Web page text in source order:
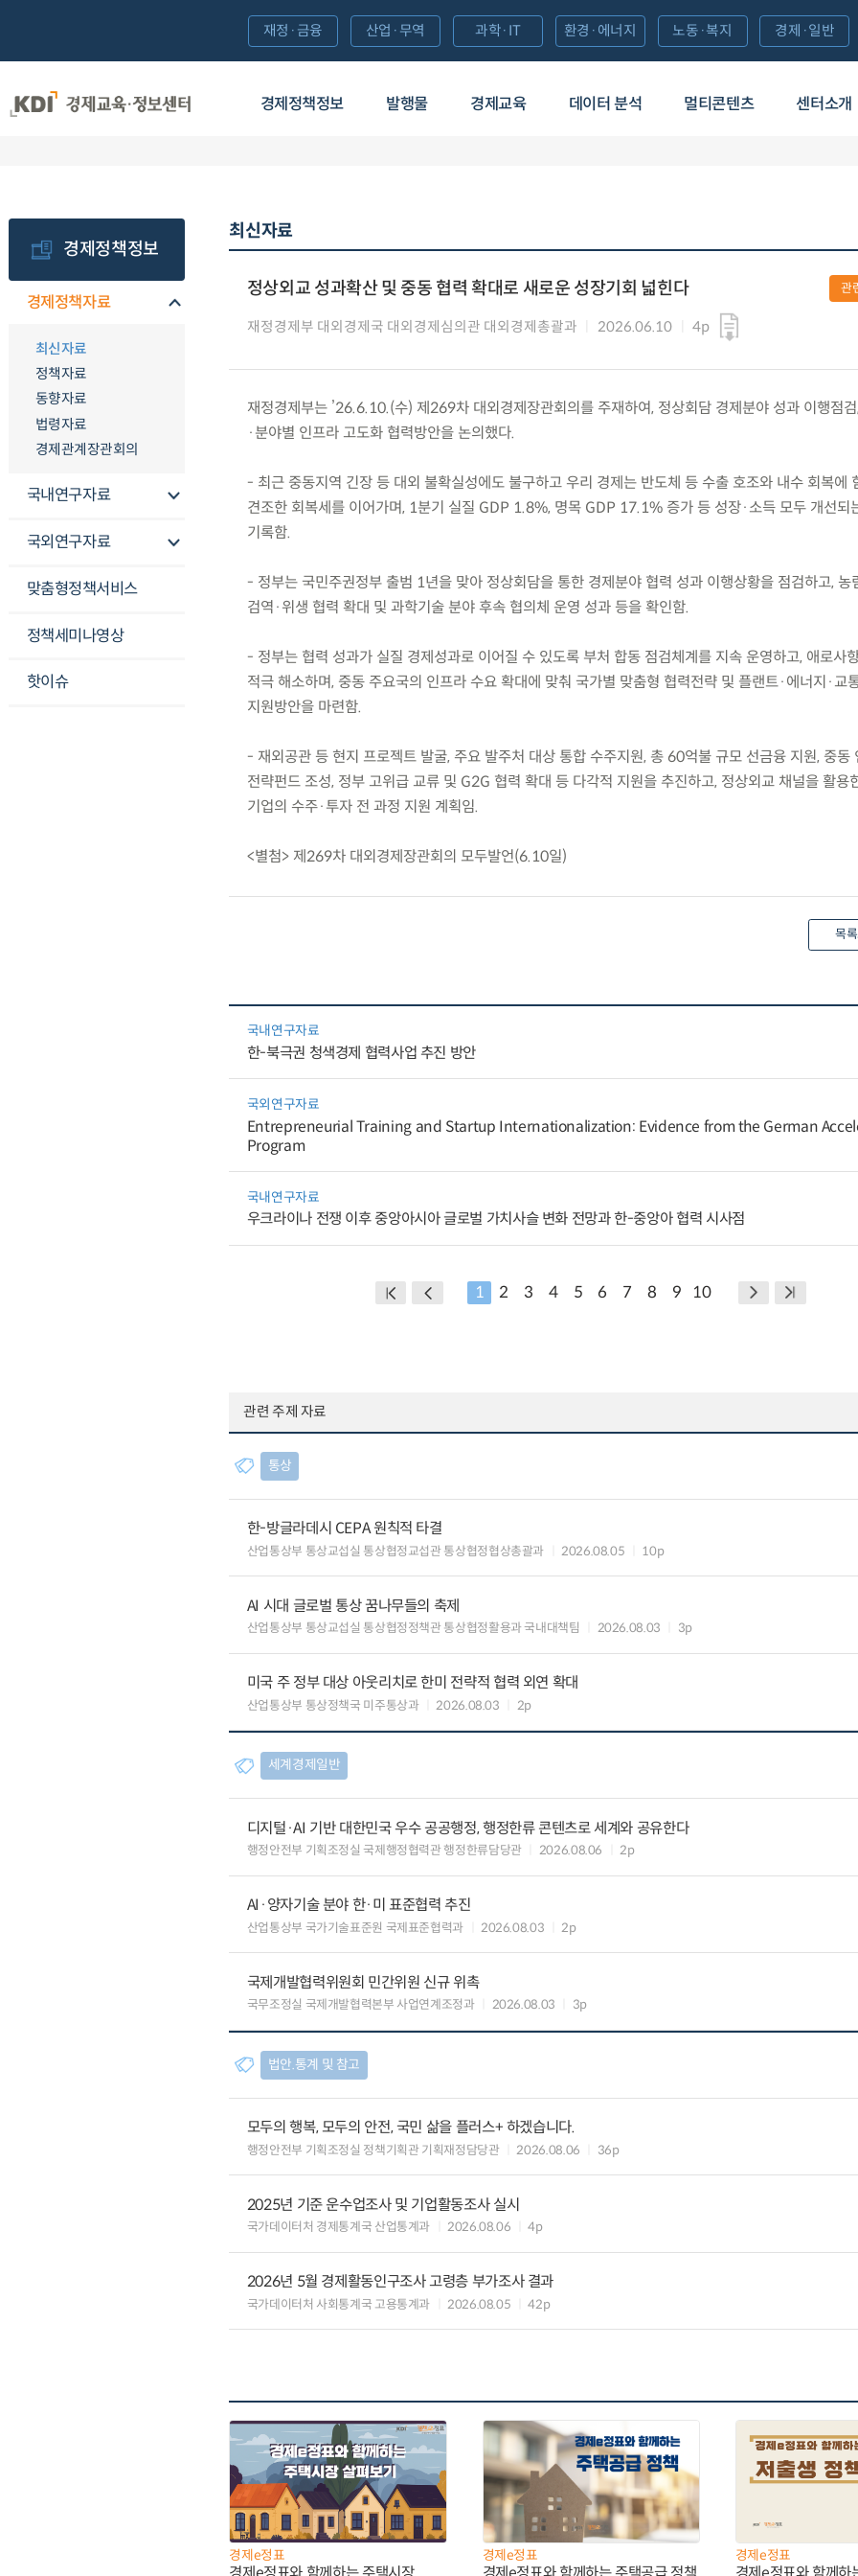
경제정책정보 발행물 경제교육 데이터 분석 멀티콘텐츠 센터소개
재정·금융 산업·무역 과학·IT 환경·에너지 노동·복지 경제·일반
경제정책정보
경제정책자료
최신자료
정책자료
동향자료
법령자료
경제관계장관회의
국내연구자료
국외연구자료
맞춤형정책서비스
정책세미나영상
핫이슈
최신자료
정상외교 성과확산 및 중동 협력 확대로 새로운 성장기회 넓힌다
재정경제부 대외경제국 대외경제심의관 대외경제총괄과 2026.06.10 4p
관
재정경제부는 ’26.6.10.(수) 제269차 대외경제장관회의를 주재하여, 정상회담 경제분야 성과 이행점
·분야별 인프라 고도화 협력방안을 논의했다.
- 최근 중동지역 긴장 등 대외 불확실성에도 불구하고 우리 경제는 반도체 등 수출 호조와 내수 회복에
견조한 회복세를 이어가며, 1분기 실질 GDP 1.8%, 명목 GDP 17.1% 증가 등 성장·소득 모두 개선되
기록함.
- 정부는 국민주권정부 출범 1년을 맞아 정상회담을 통한 경제분야 협력 성과 이행상황을 점검하고, 농
검역·위생 협력 확대 및 과학기술 분야 후속 협의체 운영 성과 등을 확인함.
- 정부는 협력 성과가 실질 경제성과로 이어질 수 있도록 부처 합동 점검체계를 지속 운영하고, 애로사
적극 해소하며, 중동 주요국의 인프라 수요 확대에 맞춰 국가별 맞춤형 협력전략 및 플랜트·에너지·교
지원방안을 마련함.
- 재외공관 등 현지 프로젝트 발굴, 주요 발주처 대상 통합 수주지원, 총 60억불 규모 선금융 지원, 중동
전략펀드 조성, 정부 고위급 교류 및 G2G 협력 확대 등 다각적 지원을 추진하고, 정상외교 채널을 활용
기업의 수주·투자 전 과정 지원 계획임.
<별첨> 제269차 대외경제장관회의 모두발언(6.10일)
목
국내연구자료
한-북극권 청색경제 협력사업 추진 방안
국외연구자료
Entrepreneurial Training and Startup Internationalization: Evidence from the German
Program
국내연구자료
우크라이나 전쟁 이후 중앙아시아 글로벌 가치사슬 변화 전망과 한-중앙아 협력 시사점
1 2 3 4 5 6 7 8 9 10
관련 주제 자료
통상
한-방글라데시 CEPA 원칙적 타결
산업통상부 통상교섭실 통상협정교섭관 통상협정협상총괄과 2026.08.05 10p
AI 시대 글로벌 통상 꿈나무들의 축제
산업통상부 통상교섭실 통상협정정책관 통상협정활용과 국내대책팀 2026.08.03 3p
미국 주 정부 대상 아웃리치로 한미 전략적 협력 외연 확대
산업통상부 통상정책국 미주통상과 2026.08.03 2p
세계경제일반
디지털·AI 기반 대한민국 우수 공공행정, 행정한류 콘텐츠로 세계와 공유한다
행정안전부 기획조정실 국제행정협력관 행정한류담당관 2026.08.06 2p
AI·양자기술 분야 한·미 표준협력 추진
산업통상부 국가기술표준원 국제표준협력과 2026.08.03 2p
국제개발협력위원회 민간위원 신규 위촉
국무조정실 국제개발협력본부 사업연계조정과 2026.08.03 3p
법안.통계 및 참고
모두의 행복, 모두의 안전, 국민 삶을 플러스+ 하겠습니다.
행정안전부 기획조정실 정책기획관 기획재정담당관 2026.08.06 36p
2025년 기준 운수업조사 및 기업활동조사 실시
국가데이터처 경제통계국 산업통계과 2026.08.06 4p
2026년 5월 경제활동인구조사 고령층 부가조사 결과
국가데이터처 사회통계국 고용통계과 2026.08.05 42p
경제e정표 경제e정표 경제e정표